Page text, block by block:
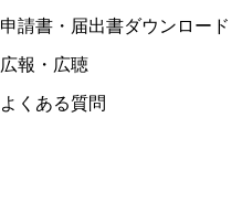
申請書・届出書ダウンロード
広報・広聴
よくある質問